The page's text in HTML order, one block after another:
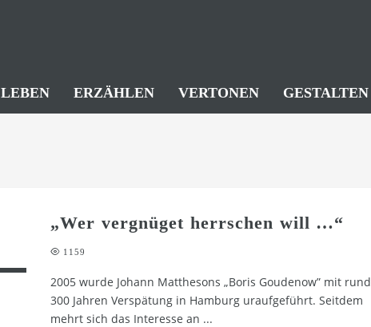
LEBEN ERZÄHLEN VERTONEN GESTALTEN
„Wer vergnüget herrschen will …“
1159
2005 wurde Johann Matthesons „Boris Goudenow” mit rund
300 Jahren Verspätung in Hamburg uraufgeführt. Seitdem
mehrt sich das Interesse an ...